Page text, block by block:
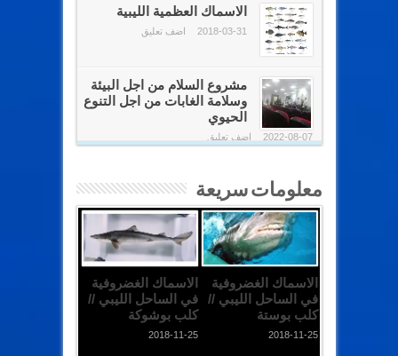
الاسماك العظمية الليبية
2018-03-31 اضف تعليق
مشروع السلام من اجل البيئة
وسلامة الغابات من اجل التنوع
الحيوي
2022-08-07 اضف تعليق
معلومات سريعة
الاسماك الغضروفية
في الساحل الليبي //
كلب بوستة
2018-11-25
الاسماك الغضروفية
في الساحل الليبي //
كلب بوشوكة
2018-11-25